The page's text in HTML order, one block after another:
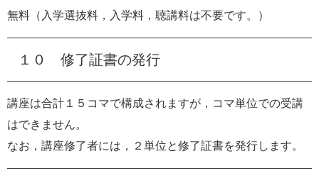
無料（入学選抜料，入学料，聴講料は不要です。）
１０ 修了証書の発行
講座は合計１５コマで構成されますが，コマ単位での受講
はできません。
なお，講座修了者には，２単位と修了証書を発行します。